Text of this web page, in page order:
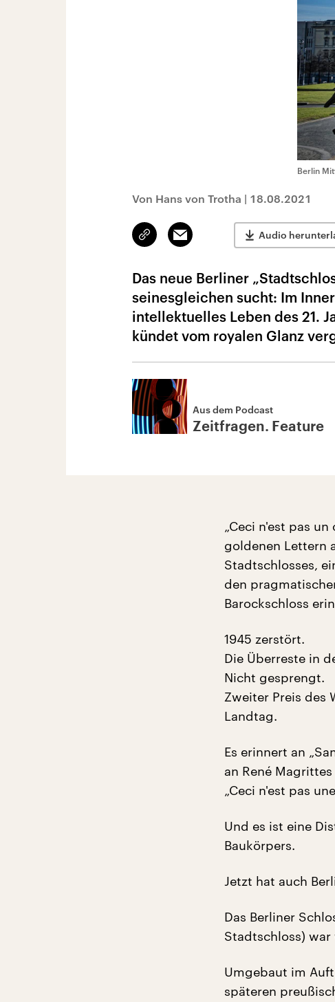
Berlin
Von Hans von Trotha | 18.08.2021
Link
kopieren/teilen
Email Audio
Das neue Berliner
seinesgleichen sucht: Im
intellektuelles Leben des 21.
kündet vom royalen Glanz
Aus dem Podcast
Zeitfragen. Feature
„Ceci n'est pas
goldenen Lettern
Stadtschlosses,
den
Barockschloss
1945 zerstört.
Die Überreste in
Nicht gesprengt.
Zweiter Preis des
Landtag.
Es erinnert an
an René
„Ceci n'est pas
Und es ist eine
Baukörpers.
Jetzt hat auch
Das Berliner
Stadtschloss) war
Umgebaut im
späteren